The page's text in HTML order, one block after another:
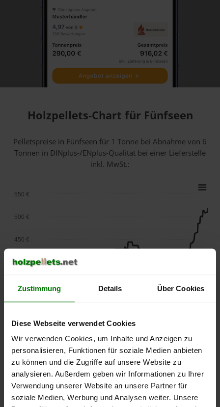
Zustimmung Details Über Cookies
Diese Webseite verwendet Cookies
Wir verwenden Cookies, um Inhalte und Anzeigen zu
personalisieren, Funktionen für soziale Medien anbieten
zu können und die Zugriffe auf unsere Website zu
analysieren. Außerdem geben wir Informationen zu Ihrer
Verwendung unserer Website an unsere Partner für
soziale Medien, Werbung und Analysen weiter. Unsere
Holzpellets-Chart für Fünfseen
Pelletspreise in Fünfseen für 1 Tonne bei Abnahmevon 6
Tonnen in DINplus-/ENplus-Qualität bei einer Lieferstelle
inkl. MwSt.:
lose Ware Sackware
September
Januar
Mai
350 €
400 €
450 €
500 €
550 €
Die aktuelle Preisentwicklung für Holzpellets in Deutschland
können Sie jederzeit auf unsererPelletspreise -Seite
nachvollziehen.